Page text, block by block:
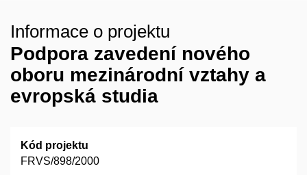
Informace o projektu
Podpora zavedení nového
oboru mezinárodní vztahy a
evropská studia
Kód projektu
FRVS/898/2000